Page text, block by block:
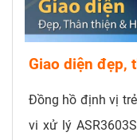
Giao diện đẹp,
Đồng hồ định vị
vi xử lý